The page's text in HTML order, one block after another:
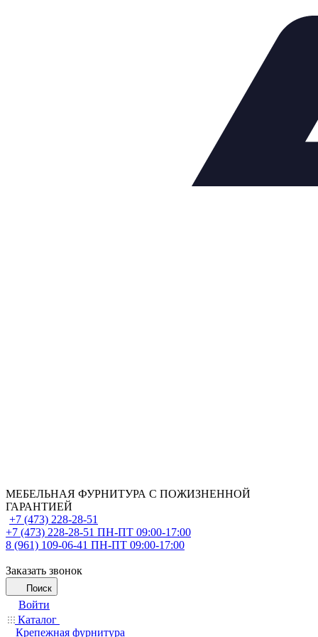
МЕБЕЛЬНАЯ ФУРНИТУРА С ПОЖИЗНЕННОЙ
ГАРАНТИЕЙ
+7 (473) 228-28-51
+7 (473) 228-28-51 ПН-ПТ 09:00-17:00
8 (961) 109-06-41 ПН-ПТ 09:00-17:00
Заказать звонок
Поиск
Войти
Каталог
Крепежная фурнитура